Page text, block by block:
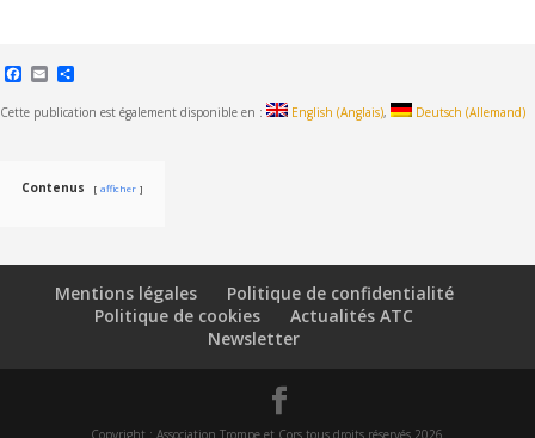
Facebook
Email
Cette publication est également disponible en : English (Anglais) Deutsch (Allemand)
Contenus afficher
Mentions légales
Politique de confidentialité
Politique de cookies
Actualités ATC
Newsletter
Copyright : Association Trompe et Cors tous droits réservés 2026